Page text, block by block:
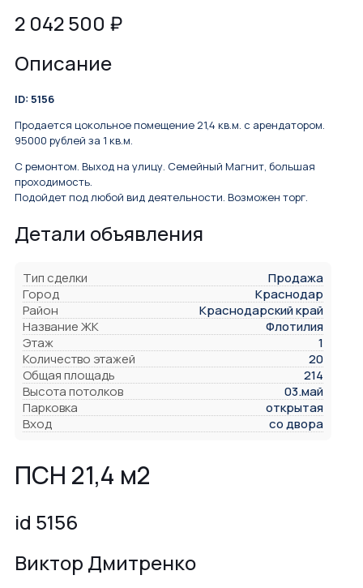
2 042 500 ₽
Описание
ID: 5156
Продается цокольное помещение 21,4 кв.м. с арендатором.
95000 рублей за 1 кв.м.
С ремонтом. Выход на улицу. Семейный Магнит, большая
проходимость.
Подойдет под любой вид деятельности. Возможен торг.
Детали объявления
Тип сделки
Продажа
Город
Краснодар
Район
Краснодарский край
Название ЖК
Флотилия
Этаж
1
Количество этажей
20
Общая площадь
214
Высота потолков
03.май
Парковка
открытая
Вход
со двора
ПСН 21,4 м2
id 5156
Виктор Дмитренко